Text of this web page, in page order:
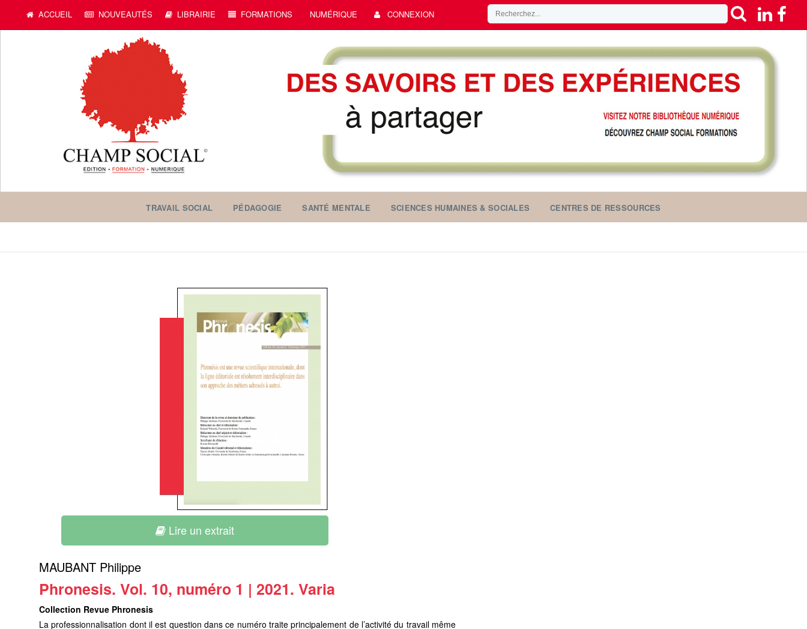
ACCUEIL NOUVEAUTÉS LIBRAIRIE FORMATIONS NUMÉRIQUE CONNEXION
TRAVAIL SOCIAL PÉDAGOGIE SANTÉ MENTALE SCIENCES HUMAINES & SOCIALES CENTRES DE RESSOURCES
Lire un extrait
MAUBANT Philippe
Phronesis. Vol. 10, numéro 1 | 2021. Varia
Collection Revue Phronesis
La professionnalisation dont il est question dans ce numéro traite principalement de l’activité du travail même